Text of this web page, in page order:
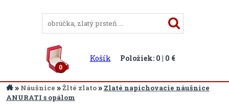
0
Košík Položiek: 0 | 0 €
» Náušnice »Žlté zlato» Zlaté napichovacie náušnice
ANURATI s opálom